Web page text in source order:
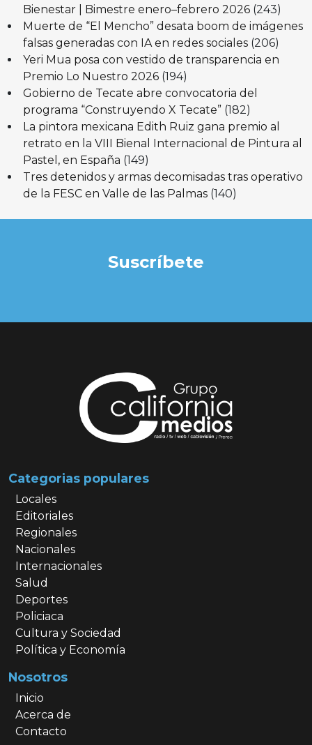
Bienestar | Bimestre enero–febrero 2026 (243)
Muerte de “El Mencho” desata boom de imágenes
falsas generadas con IA en redes sociales (206)
Yeri Mua posa con vestido de transparencia en
Premio Lo Nuestro 2026 (194)
Gobierno de Tecate abre convocatoria del
programa “Construyendo X Tecate” (182)
La pintora mexicana Edith Ruiz gana premio al
retrato en la VIII Bienal Internacional de Pintura al
Pastel, en España (149)
Tres detenidos y armas decomisadas tras operativo
de la FESC en Valle de las Palmas (140)
Suscríbete
Categorias populares
Locales
Editoriales
Regionales
Nacionales
Internacionales
Salud
Deportes
Policiaca
Cultura y Sociedad
Política y Economía
Nosotros
Inicio
Acerca de
Contacto